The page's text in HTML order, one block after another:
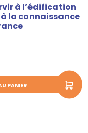
à l’édification
la connaissance
PANIER